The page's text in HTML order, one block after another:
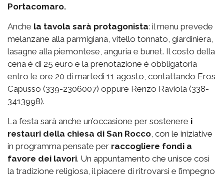
Portacomaro.
Anche la tavola sarà protagonista: il menu prevede
melanzane alla parmigiana, vitello tonnato, giardiniera,
lasagne alla piemontese, anguria e bunet. Il costo della
cena è di 25 euro e la prenotazione è obbligatoria
entro le ore 20 di martedì 11 agosto, contattando Eros
Capusso (339-2306007) oppure Renzo Raviola (338-
3413998).
La festa sarà anche un’occasione per sostenere i
restauri della chiesa di San Rocco, con le iniziative
in programma pensate per raccogliere fondi a
favore dei lavori. Un appuntamento che unisce così
la tradizione religiosa, il piacere di ritrovarsi e l’impegno